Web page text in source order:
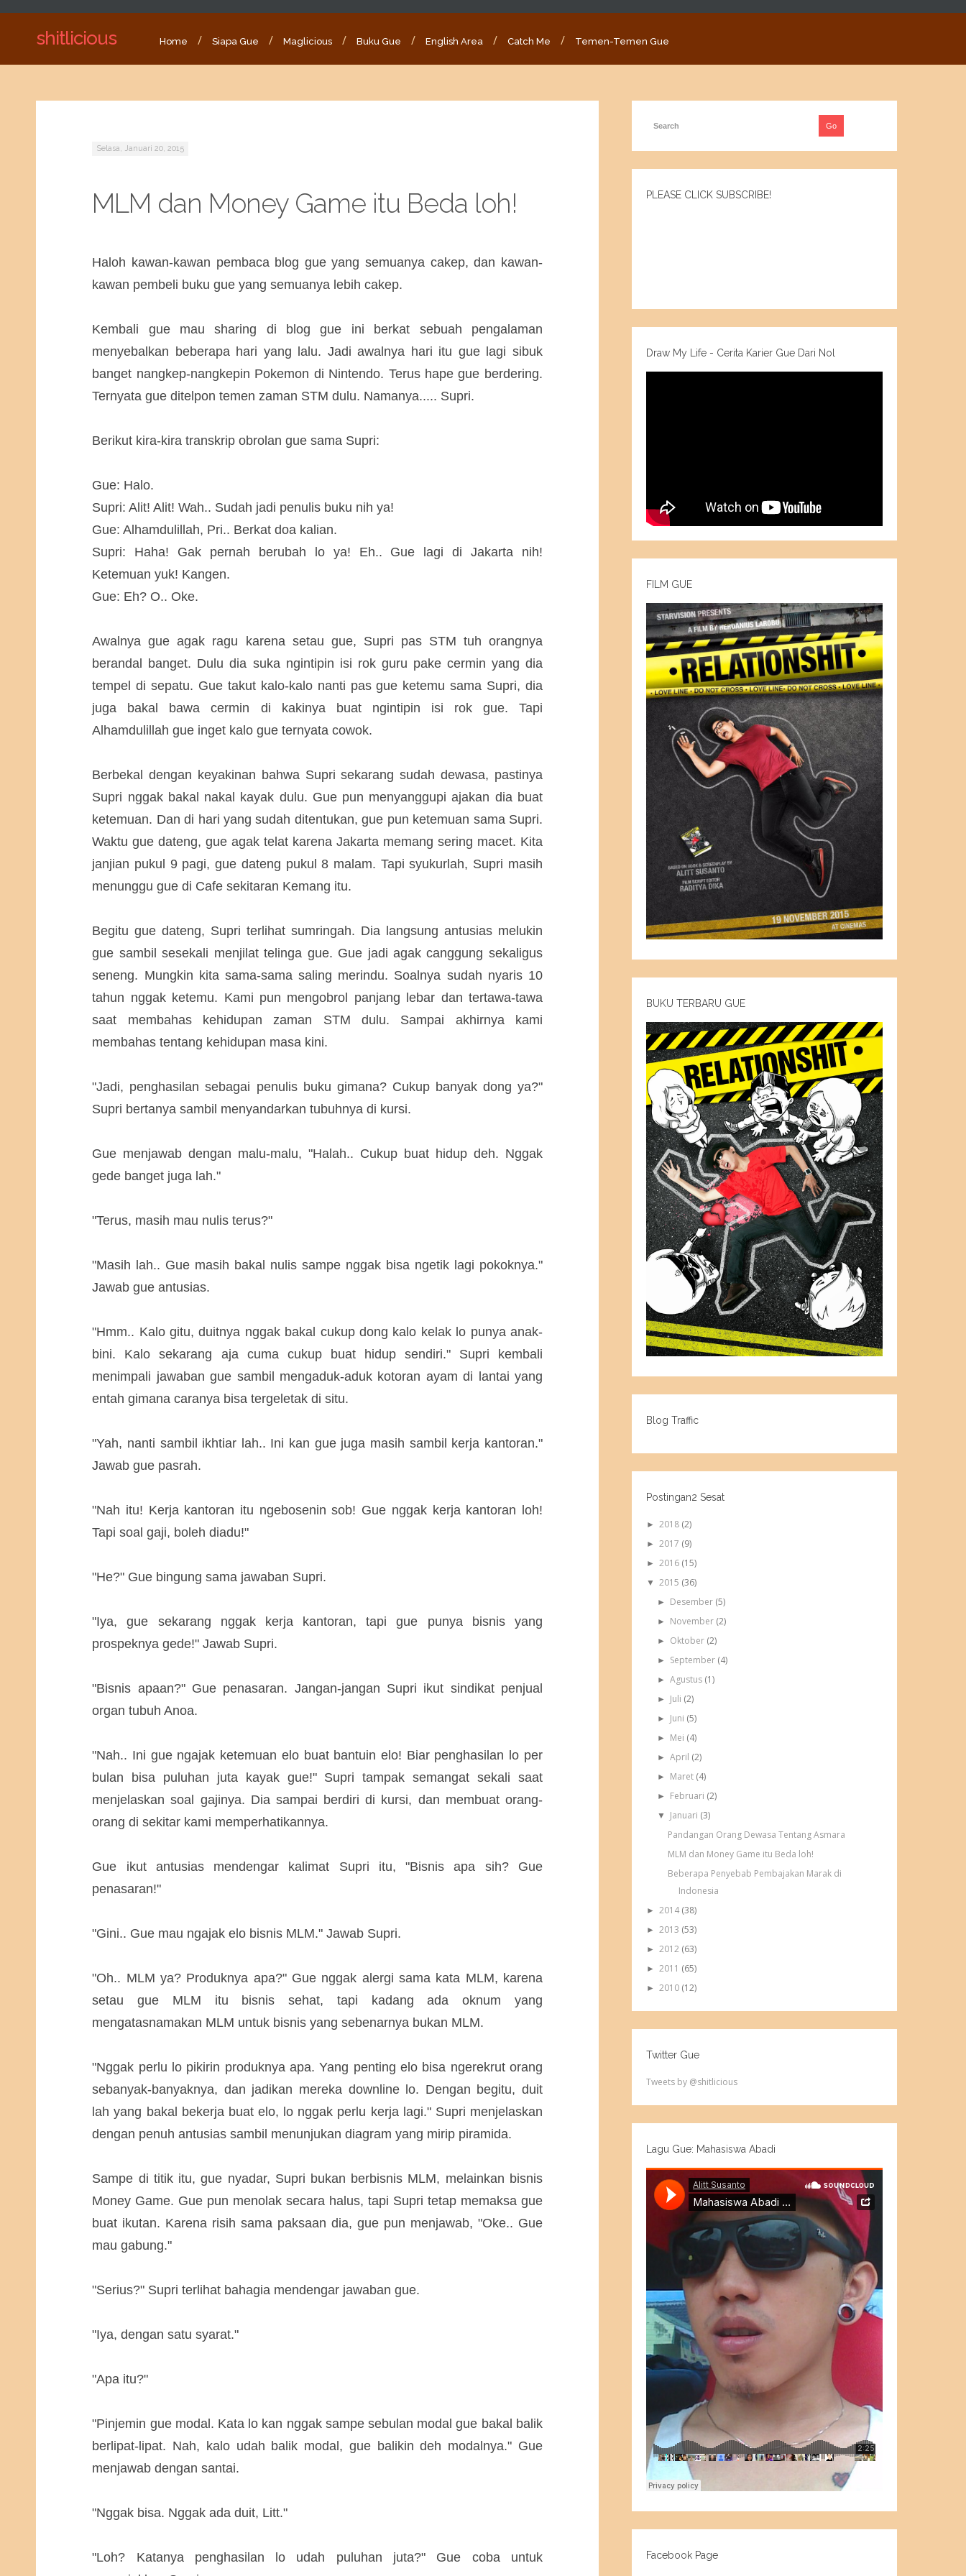
shitlicious Home Siapa Gue Maglicious Buku Gue English Area Catch Me Temen-Temen Gue
Selasa, Januari 20, 2015
MLM dan Money Game itu Beda loh!
Haloh kawan-kawan pembaca blog gue yang semuanya cakep, dan kawan-
kawan pembeli buku gue yang semuanya lebih cakep.
Kembali gue mau sharing di blog gue ini berkat sebuah pengalaman
menyebalkan beberapa hari yang lalu. Jadi awalnya hari itu gue lagi sibuk
banget nangkep-nangkepin Pokemon di Nintendo. Terus hape gue berdering.
Ternyata gue ditelpon temen zaman STM dulu. Namanya..... Supri.
Berikut kira-kira transkrip obrolan gue sama Supri:
Gue: Halo.
Supri: Alit! Alit! Wah.. Sudah jadi penulis buku nih ya!
Gue: Alhamdulillah, Pri.. Berkat doa kalian.
Supri: Haha! Gak pernah berubah lo ya! Eh.. Gue lagi di Jakarta nih!
Ketemuan yuk! Kangen.
Gue: Eh? O.. Oke.
Awalnya gue agak ragu karena setau gue, Supri pas STM tuh orangnya
berandal banget. Dulu dia suka ngintipin isi rok guru pake cermin yang dia
tempel di sepatu. Gue takut kalo-kalo nanti pas gue ketemu sama Supri, dia
juga bakal bawa cermin di kakinya buat ngintipin isi rok gue. Tapi
Alhamdulillah gue inget kalo gue ternyata cowok.
Berbekal dengan keyakinan bahwa Supri sekarang sudah dewasa, pastinya
Supri nggak bakal nakal kayak dulu. Gue pun menyanggupi ajakan dia buat
ketemuan. Dan di hari yang sudah ditentukan, gue pun ketemuan sama Supri.
Waktu gue dateng, gue agak telat karena Jakarta memang sering macet. Kita
janjian pukul 9 pagi, gue dateng pukul 8 malam. Tapi syukurlah, Supri masih
menunggu gue di Cafe sekitaran Kemang itu.
Begitu gue dateng, Supri terlihat sumringah. Dia langsung antusias melukin
gue sambil sesekali menjilat telinga gue. Gue jadi agak canggung sekaligus
seneng. Mungkin kita sama-sama saling merindu. Soalnya sudah nyaris 10
tahun nggak ketemu. Kami pun mengobrol panjang lebar dan tertawa-tawa
saat membahas kehidupan zaman STM dulu. Sampai akhirnya kami
membahas tentang kehidupan masa kini.
"Jadi, penghasilan sebagai penulis buku gimana? Cukup banyak dong ya?"
Supri bertanya sambil menyandarkan tubuhnya di kursi.
Gue menjawab dengan malu-malu, "Halah.. Cukup buat hidup deh. Nggak
gede banget juga lah."
"Terus, masih mau nulis terus?"
"Masih lah.. Gue masih bakal nulis sampe nggak bisa ngetik lagi pokoknya."
Jawab gue antusias.
"Hmm.. Kalo gitu, duitnya nggak bakal cukup dong kalo kelak lo punya anak-
bini. Kalo sekarang aja cuma cukup buat hidup sendiri." Supri kembali
menimpali jawaban gue sambil mengaduk-aduk kotoran ayam di lantai yang
entah gimana caranya bisa tergeletak di situ.
"Yah, nanti sambil ikhtiar lah.. Ini kan gue juga masih sambil kerja kantoran."
Jawab gue pasrah.
"Nah itu! Kerja kantoran itu ngebosenin sob! Gue nggak kerja kantoran loh!
Tapi soal gaji, boleh diadu!"
"He?" Gue bingung sama jawaban Supri.
"Iya, gue sekarang nggak kerja kantoran, tapi gue punya bisnis yang
prospeknya gede!" Jawab Supri.
"Bisnis apaan?" Gue penasaran. Jangan-jangan Supri ikut sindikat penjual
organ tubuh Anoa.
"Nah.. Ini gue ngajak ketemuan elo buat bantuin elo! Biar penghasilan lo per
bulan bisa puluhan juta kayak gue!" Supri tampak semangat sekali saat
menjelaskan soal gajinya. Dia sampai berdiri di kursi, dan membuat orang-
orang di sekitar kami memperhatikannya.
Gue ikut antusias mendengar kalimat Supri itu, "Bisnis apa sih? Gue
penasaran!"
"Gini.. Gue mau ngajak elo bisnis MLM." Jawab Supri.
"Oh.. MLM ya? Produknya apa?" Gue nggak alergi sama kata MLM, karena
setau gue MLM itu bisnis sehat, tapi kadang ada oknum yang
mengatasnamakan MLM untuk bisnis yang sebenarnya bukan MLM.
"Nggak perlu lo pikirin produknya apa. Yang penting elo bisa ngerekrut orang
sebanyak-banyaknya, dan jadikan mereka downline lo. Dengan begitu, duit
lah yang bakal bekerja buat elo, lo nggak perlu kerja lagi." Supri menjelaskan
dengan penuh antusias sambil menunjukan diagram yang mirip piramida.
Sampe di titik itu, gue nyadar, Supri bukan berbisnis MLM, melainkan bisnis
Money Game. Gue pun menolak secara halus, tapi Supri tetap memaksa gue
buat ikutan. Karena risih sama paksaan dia, gue pun menjawab, "Oke.. Gue
mau gabung."
"Serius?" Supri terlihat bahagia mendengar jawaban gue.
"Iya, dengan satu syarat."
"Apa itu?"
"Pinjemin gue modal. Kata lo kan nggak sampe sebulan modal gue bakal balik
berlipat-lipat. Nah, kalo udah balik modal, gue balikin deh modalnya." Gue
menjawab dengan santai.
"Nggak bisa. Nggak ada duit, Litt."
"Loh? Katanya penghasilan lo udah puluhan juta?" Gue coba untuk
PLEASE CLICK SUBSCRIBE!
Draw My Life - Cerita Karier Gue Dari Nol
FILM GUE
BUKU TERBARU GUE
Blog Traffic
Postingan2 Sesat
►2018 (2)
►2017 (9)
►2016 (15)
▼2015 (36)
► Desember (5)
► November (2)
► Oktober (2)
► September (4)
► Agustus (1)
► Juli (2)
► Juni (5)
► Mei (4)
► April (2)
► Maret (4)
► Februari (2)
▼ Januari (3)
Pandangan Orang Dewasa Tentang Asmara
MLM dan Money Game itu Beda loh!
Beberapa Penyebab Pembajakan Marak di
Indonesia
►2014 (38)
►2013 (53)
►2012 (63)
►2011 (65)
►2010 (12)
Twitter Gue
Tweets by @shitlicious
Lagu Gue: Mahasiswa Abadi
Facebook Page